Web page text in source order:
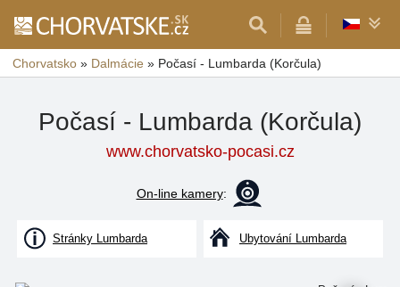
Chorvatsko » Dalmácie » Počasí - Lumbarda (Korčula)
Počasí - Lumbarda (Korčula)
www.chorvatsko-pocasi.cz
On-line kamery:
Stránky Lumbarda Ubytování Lumbarda